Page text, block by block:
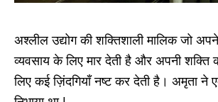
अश्लील उद्योग की शक्तिशाली मालिक जो
व्यवसाय के लिए मार देती है और अपनी शक्ति
लिए कई ज़िंदगियाँ नष्ट कर देती है। अमृता ने